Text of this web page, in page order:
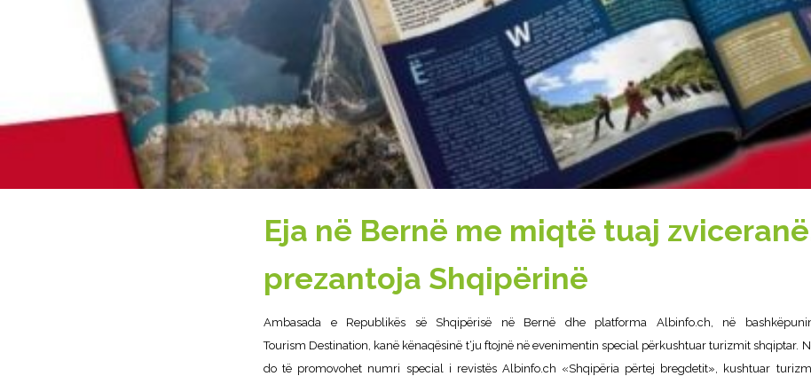
Eja në Bernë me miqtë tuaj
prezantoja Shqipërinë
Ambasada e Republikës së Shqipërisë në Bernë dhe platforma Albinfo.ch, në
Tourism Destination, kanë kënaqësinë t‘ju ftojnë në evenimentin special përkushtuar turizmit shqiptar.
do të promovohet numri special i revistës Albinfo.ch «Shqipëria përtej bregdetit», kushtuar